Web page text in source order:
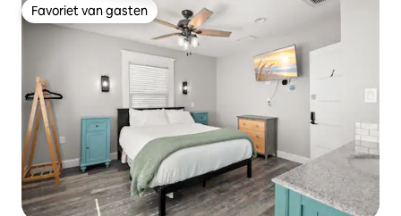
Favoriet van gasten
Favoriet van gasten